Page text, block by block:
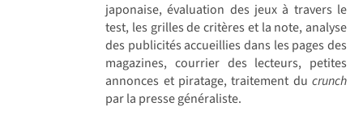
japonaise, évaluation des jeux à travers le
test, les grilles de critères et la note, analyse
des publicités accueillies dans les pages des
magazines, courrier des lecteurs, petites
annonces et piratage, traitement du crunch
par la presse généraliste.